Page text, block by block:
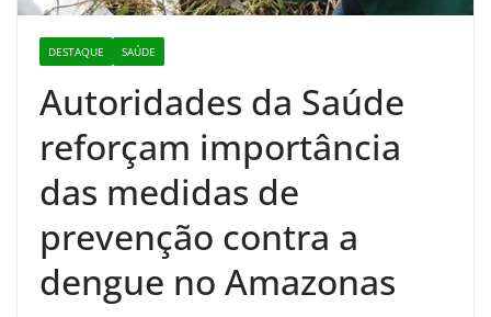
DESTAQUE SAÚDE
Autoridades da Saúde
reforçam importância
das medidas de
prevenção contra a
dengue no Amazonas